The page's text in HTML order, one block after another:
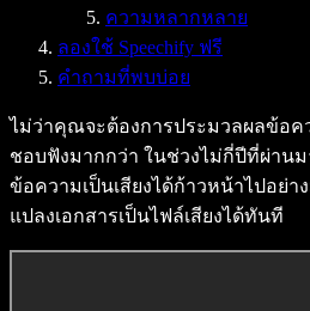
ความหลากหลาย
ลองใช้ Speechify ฟรี
คำถามที่พบบ่อย
ไม่ว่าคุณจะต้องการประมวลผลข้อ
ชอบฟังมากกว่า ในช่วงไม่กี่ปีที่ผ่านม
ข้อความเป็นเสียงได้ก้าวหน้าไปอย่า
แปลงเอกสารเป็นไฟล์เสียงได้ทันที